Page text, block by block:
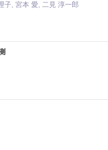
子, 宮本 愛, 二見 淳一郎